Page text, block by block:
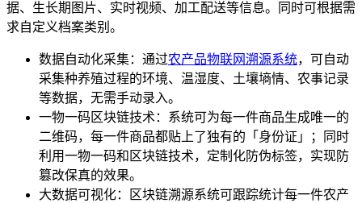
据、生长期图片、实时视频、加工配送等信息。同时可根据需
求自定义档案类别。
数据自动化采集：通过农产品物联网溯源系统，可自动
采集种养殖过程的环境、温湿度、土壤墒情、农事记录
等数据，无需手动录入。
一物一码区块链技术：系统可为每一件商品生成唯一的
二维码，每一件商品都贴上了独有的「身份证」；同时
利用一物一码和区块链技术，定制化防伪标签，实现防
篡改保真的效果。
大数据可视化：区块链溯源系统可跟踪统计每一件农产